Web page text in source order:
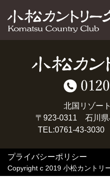
北国リゾー
〒923-0311 石川県
TEL:0761-43-3030
プライバシーポリシー
Copyright c 2019 小松カントリ